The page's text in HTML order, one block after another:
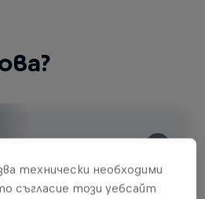
shows and …
технически необходими
съгласие този уебсайт